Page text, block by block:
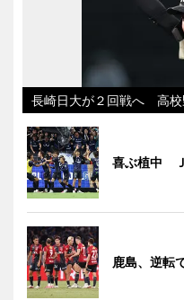
長崎日大が２回戦へ 高校
喜ぶ植中
鹿島、逆転